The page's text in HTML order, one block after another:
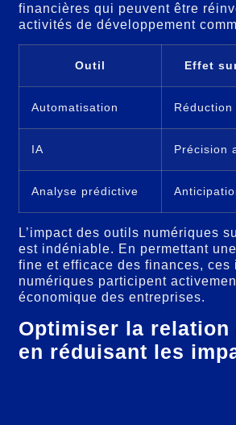
financières qui peuvent être
activités de développement
Outil Effet
Automatisation
IA Précision
Analyse prédictive
L’impact des outils numériques
est indéniable. En permettant
fine et efficace des finances, ces
numériques participent
économique des entreprises.
Optimiser la
en réduisant les